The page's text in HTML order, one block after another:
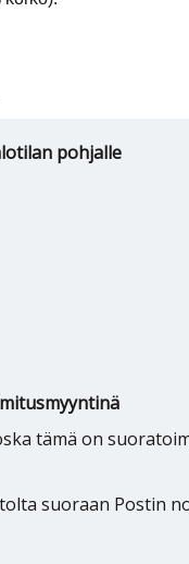
pohjalle
tämä on
suoraan Postin